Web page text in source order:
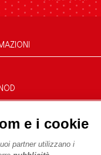
e i cookie
partner utilizzano i